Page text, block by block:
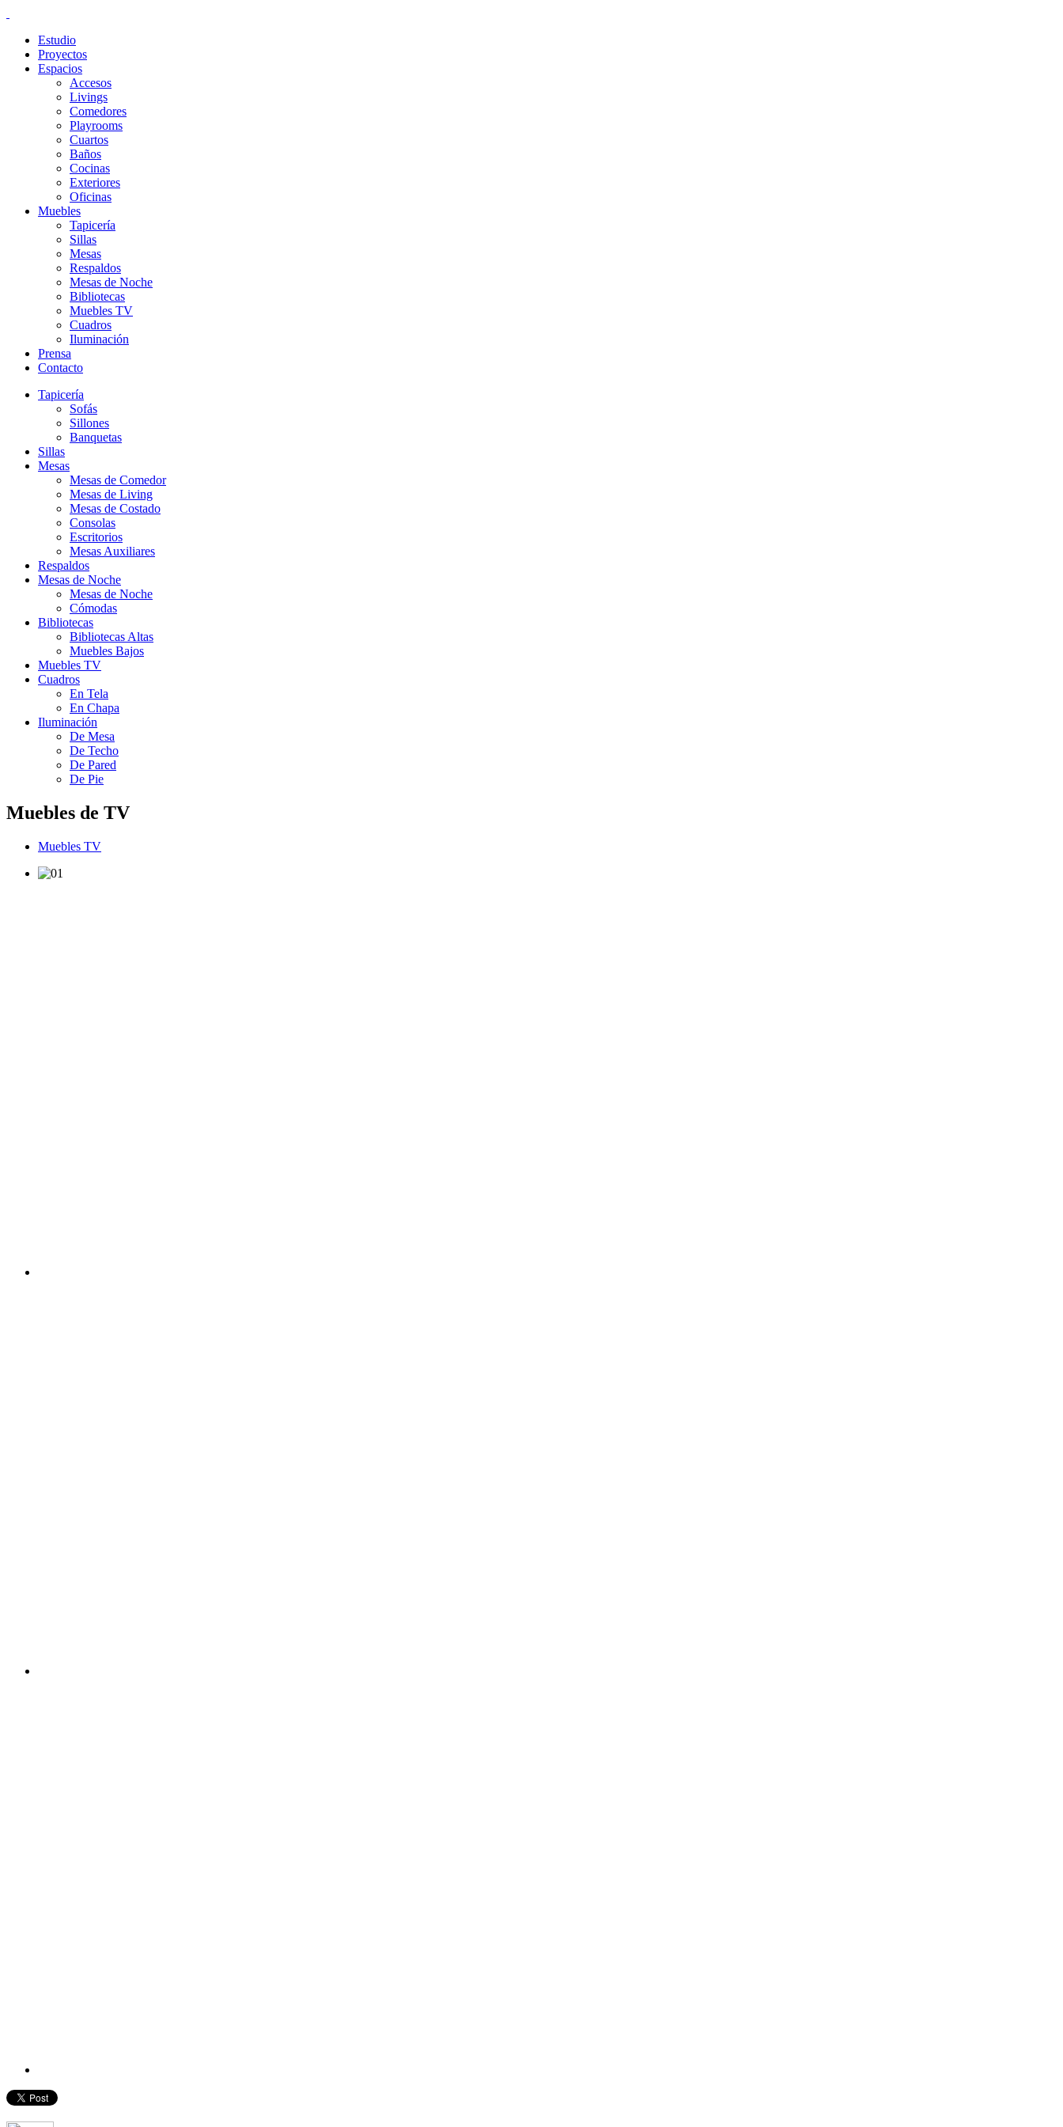
Estudio
Proyectos
Espacios
Accesos
Livings
Comedores
Playrooms
Cuartos
Baños
Cocinas
Exteriores
Oficinas
Muebles
Tapicería
Sillas
Mesas
Respaldos
Mesas de Noche
Bibliotecas
Muebles TV
Cuadros
Iluminación
Prensa
Contacto
Tapicería
Sofás
Sillones
Banquetas
Sillas
Mesas
Mesas de Comedor
Mesas de Living
Mesas de Costado
Consolas
Escritorios
Mesas Auxiliares
Respaldos
Mesas de Noche
Mesas de Noche
Cómodas
Bibliotecas
Bibliotecas Altas
Muebles Bajos
Muebles TV
Cuadros
En Tela
En Chapa
Iluminación
De Mesa
De Techo
De Pared
De Pie
Muebles de TV
Muebles TV